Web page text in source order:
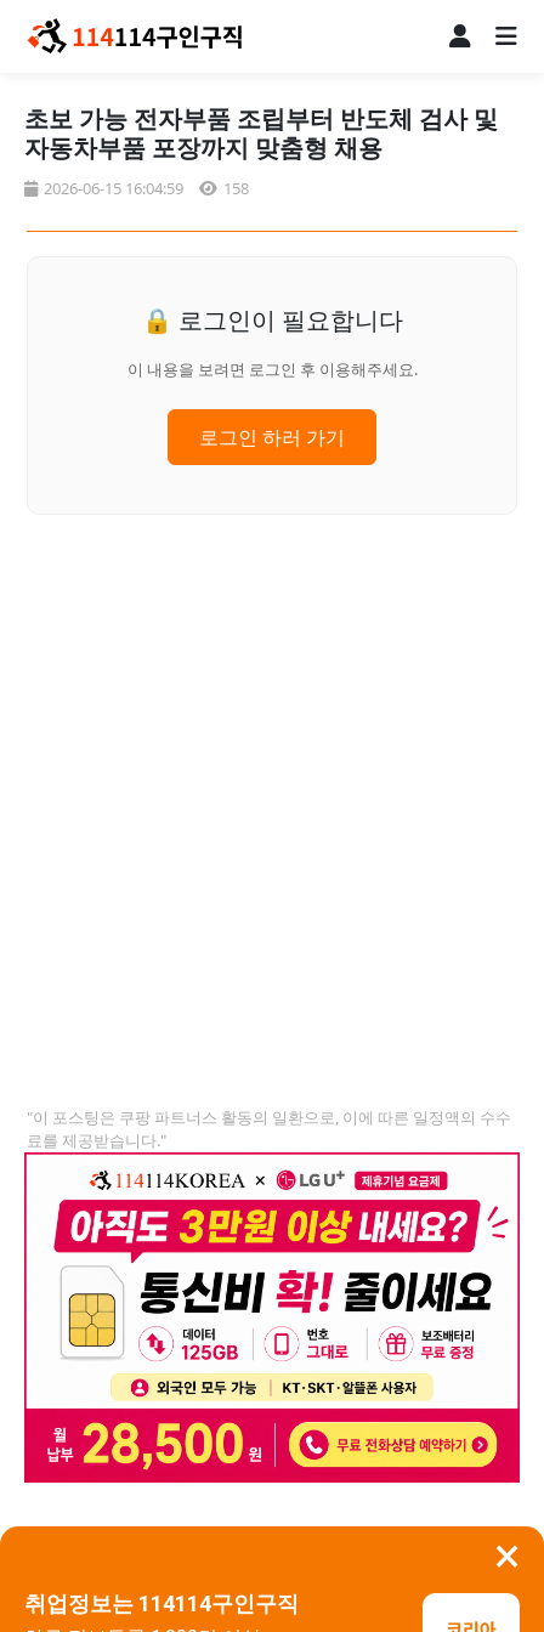
×
취업정보는 114114구인구직
초보 가능 전자부품 조립부터 반도체 검사 및
자동차부품 포장까지 맞춤형 채용
2026-06-15 16:04:59 158
🔒 로그인이 필요합니다
이 내용을 보려면 로그인 후 이용해주세요.
로그인 하러 가기
"이 포스팅은 쿠팡 파트너스 활동의 일환으로, 이에 따른 일정액의 수수
료를 제공받습니다."